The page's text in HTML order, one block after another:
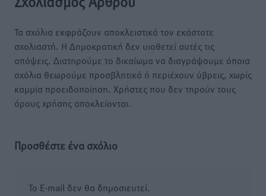
Τα σχόλια εκφράζουν αποκλειστικά τον εκάστοτε
σχολιαστή. Η Δημοκρατική δεν υιοθετεί αυτές τις
απόψεις. Διατηρούμε το δικαίωμα να διαγράψουμε όποια
σχόλια θεωρούμε προσβλητικά ή περιέχουν ύβρεις, χωρίς
καμμία προειδοποίηση. Χρήστες που δεν τηρούν τους
όρους χρήσης αποκλείονται.
Προσθέστε ένα σχόλιο
Το E-mail δεν θα δημοσιευτεί.